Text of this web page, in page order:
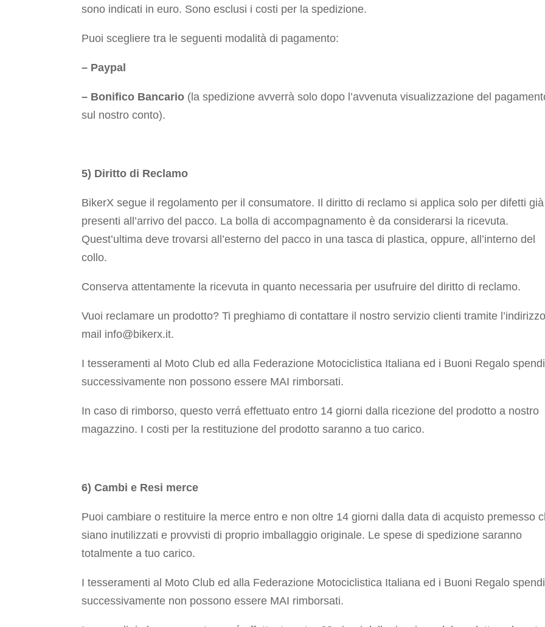
sono indicati in euro. Sono esclusi i costi per la spedizione.
Puoi scegliere tra le seguenti modalità di pagamento:
– Paypal
– Bonifico Bancario (la spedizione avverrà solo dopo l’avvenuta visualizzazione del
sul nostro conto).
5) Diritto di Reclamo
BikerX segue il regolamento per il consumatore. Il diritto di reclamo si applica solo per difetti già
presenti all’arrivo del pacco. La bolla di accompagnamento è da considerarsi la ricevuta.
Quest’ultima deve trovarsi all’esterno del pacco in una tasca di plastica, oppure, all’interno del
collo.
Conserva attentamente la ricevuta in quanto necessaria per usufruire del diritto di reclamo.
Vuoi reclamare un prodotto? Ti preghiamo di contattare il nostro servizio clienti tramite
mail info@bikerx.it.
I tesseramenti al Moto Club ed alla Federazione Motociclistica Italiana ed i Buoni Regalo
successivamente non possono essere MAI rimborsati.
In caso di rimborso, questo verrá effettuato entro 14 giorni dalla ricezione del prodotto a nostro
magazzino. I costi per la restituzione del prodotto saranno a tuo carico.
6) Cambi e Resi merce
Puoi cambiare o restituire la merce entro e non oltre 14 giorni dalla data di acquisto premesso
siano inutilizzati e provvisti di proprio imballaggio originale. Le spese di spedizione saranno
totalmente a tuo carico.
I tesseramenti al Moto Club ed alla Federazione Motociclistica Italiana ed i Buoni Regalo
successivamente non possono essere MAI rimborsati.